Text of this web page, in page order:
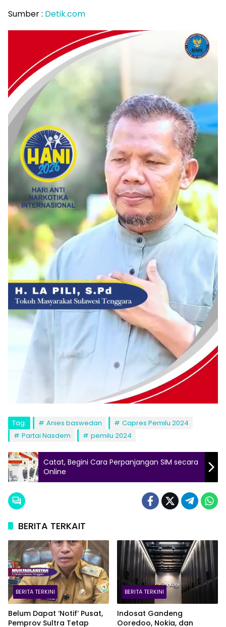
Sumber : Detik.com
Tag: Anies baswedan
Capres Pemilu 2024
Partai Nasdem
pemilu 2024
Catat, Begini Cara Perpanjangan SIM secara
Online
BERITA TERKAIT
BERITA TERKINI
Belum Dapat ‘Notif’ Pusat,
Pemprov Sultra Tetap
BERITA TERKINI
Indosat Gandeng
Ooredoo, Nokia, dan